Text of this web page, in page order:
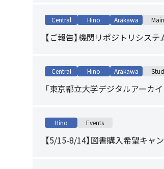
Central Hino Arakawa
【ご報告】機関リポジトリシス
Central Hino Arakawa
「東京都立大学デジタルアーカ
Hino Events
【5/15-8/14】図書購入希望キャ